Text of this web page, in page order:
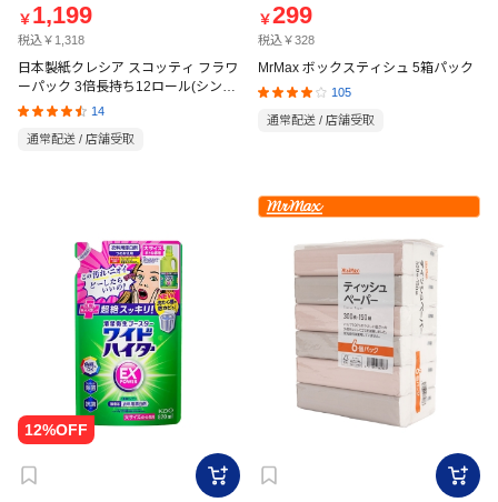
￥ 1,199
税込￥1,318
日本製紙クレシア スコッティ フラワ
ーパック 3倍長持ち12ロール(シング
ル)くつろぎの花の香り
14
通常配送 / 店舗受取
￥299
税込￥328
MrMax ボックスティシュ 5箱パック
105
通常配送 / 店舗受取